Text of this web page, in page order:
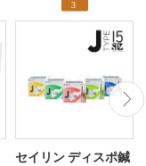
セイリン ディスポ鍼